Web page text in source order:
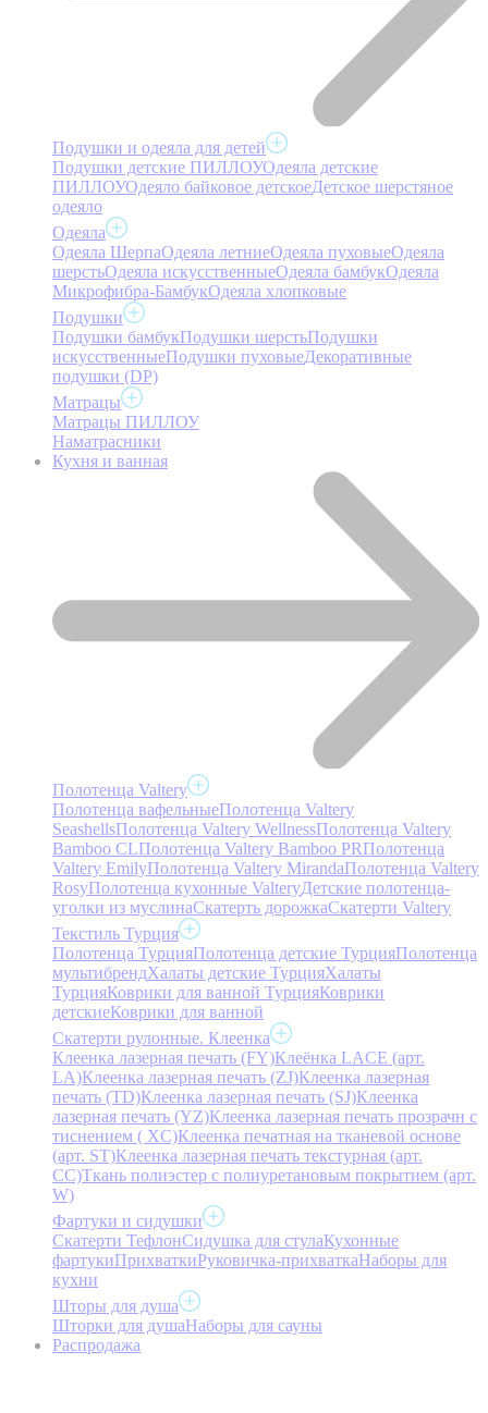
Подушки и одеяла для детей
Подушки детские ПИЛЛОУОдеяла детские
ПИЛЛОУОдеяло байковое детскоеДетское шерстяное
одеяло
Одеяла
Одеяла ШерпаОдеяла летниеОдеяла пуховыеОдеяла
шерстьОдеяла искусственныеОдеяла бамбукОдеяла
Микрофибра-БамбукОдеяла хлопковые
Подушки
Подушки бамбукПодушки шерстьПодушки
искусственныеПодушки пуховыеДекоративные
подушки (DP)
Матрацы
Матрацы ПИЛЛОУ
Наматрасники
Кухня и ванная
Полотенца Valtery
Полотенца вафельныеПолотенца Valtery
SeashellsПолотенца Valtery WellnessПолотенца Valtery
Bamboo CLПолотенца Valtery Bamboo PRПолотенца
Valtery EmilyПолотенца Valtery MirandaПолотенца Valtery
RosyПолотенца кухонные ValteryДетские полотенца-
уголки из муслинаСкатерть дорожкаСкатерти Valtery
Текстиль Турция
Полотенца ТурцияПолотенца детские ТурцияПолотенца
мультибрендХалаты детские ТурцияХалаты
ТурцияКоврики для ванной ТурцияКоврики
детскиеКоврики для ванной
Скатерти рулонные. Клеенка
Клеенка лазерная печать (FY)Клеёнка LACE (арт.
LA)Клеенка лазерная печать (ZJ)Клеенка лазерная
печать (TD)Клеенка лазерная печать (SJ)Клеенка
лазерная печать (YZ)Клеенка лазерная печать прозрачн с
тиснением ( XC)Клеенка печатная на тканевой основе
(арт. ST)Клеенка лазерная печать текстурная (арт.
CC)Ткань полиэстер с полиуретановым покрытием (арт.
W)
Фартуки и сидушки
Скатерти ТефлонСидушка для стулаКухонные
фартукиПрихваткиРуковичка-прихваткаНаборы для
кухни
Шторы для душа
Шторки для душаНаборы для сауны
Распродажа